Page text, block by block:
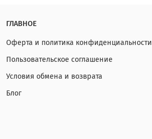
ГЛАВНОЕ
Оферта и политика конфиденциальности
Пользовательское соглашение
Условия обмена и возврата
Блог